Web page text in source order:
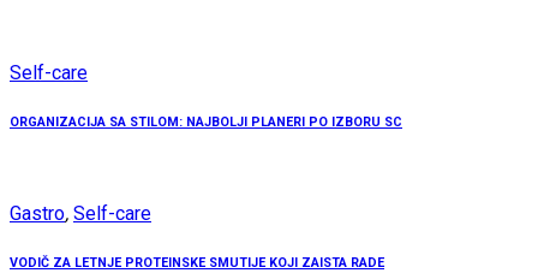
Self-care
ORGANIZACIJA SA STILOM: NAJBOLJI PLANERI PO IZBORU SC
Gastro, Self-care
VODIČ ZA LETNJE PROTEINSKE SMUTIJE KOJI ZAISTA RADE